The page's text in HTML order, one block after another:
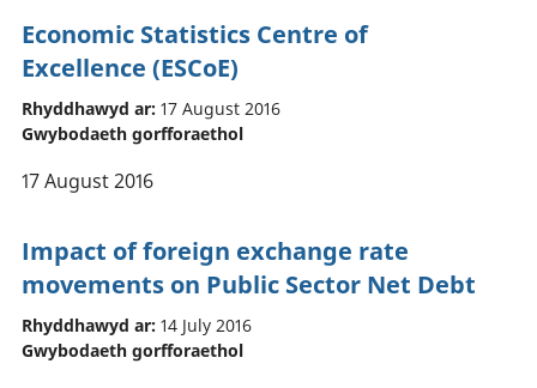
Economic Statistics Centre of
Excellence (ESCoE)
Rhyddhawyd ar: 17 August 2016
Gwybodaeth gorfforaethol
17 August 2016
Impact of foreign exchange rate
movements on Public Sector Net Debt
Rhyddhawyd ar: 14 July 2016
Gwybodaeth gorfforaethol